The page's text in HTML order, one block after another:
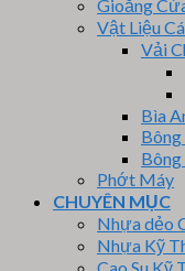
Gioăng
Vật Liệu
Vải
Bìa
Phớt Máy
CHUYÊN MỤC
Nhựa dẻo
Nhựa Kỹ